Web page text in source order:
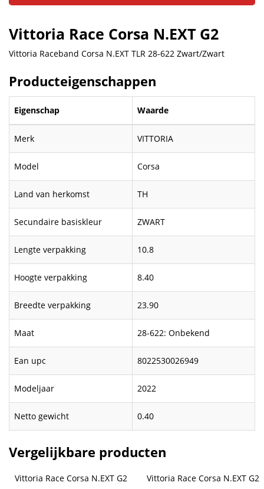
Vittoria Race Corsa N.EXT G2
Vittoria Raceband Corsa N.EXT TLR 28-622 Zwart/Zwart
Producteigenschappen
Eigenschap Waarde
Merk VITTORIA
Model Corsa
Land van herkomst TH
Secundaire basiskleur ZWART
Lengte verpakking 10.8
Hoogte verpakking 8.40
Breedte verpakking 23.90
Maat 28-622: Onbekend
Ean upc 8022530026949
Modeljaar 2022
Netto gewicht 0.40
Vergelijkbare producten
Vittoria Race Corsa N.EXT G2 Vittoria Race Corsa N.EXT G2